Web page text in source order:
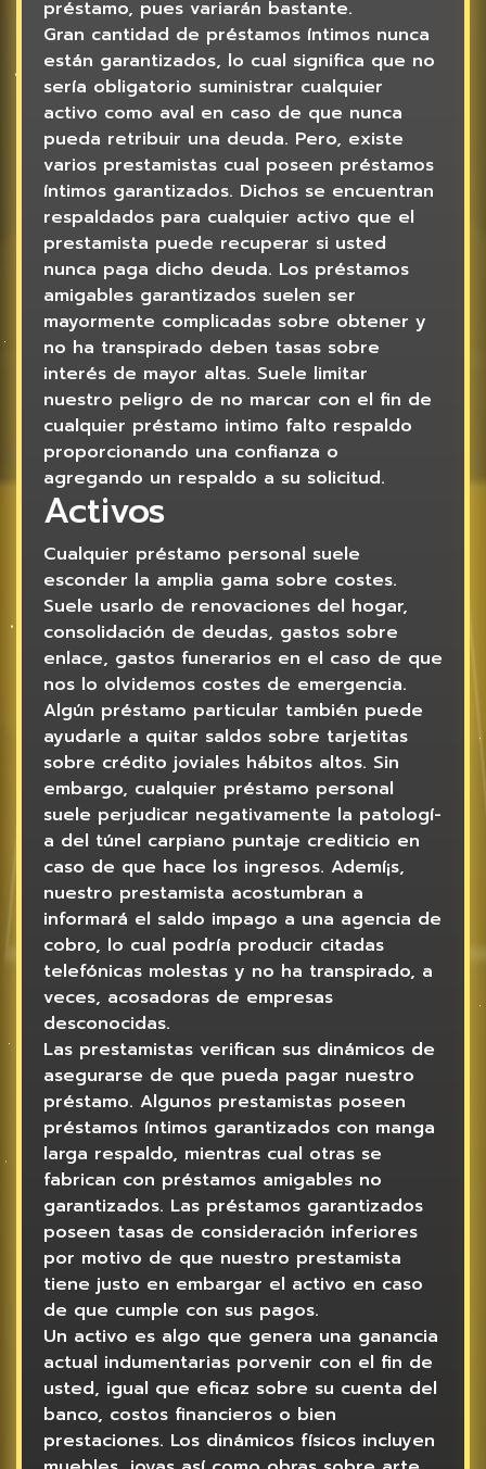
préstamo, pues variarán bastante.
Gran cantidad de préstamos íntimos nunca
están garantizados, lo cual significa que no
serí­a obligatorio suministrar cualquier
activo como aval en caso de que nunca
pueda retribuir una deuda. Pero, existe
varios prestamistas cual poseen préstamos
íntimos garantizados. Dichos se encuentran
respaldados para cualquier activo que el
prestamista puede recuperar si usted
nunca paga dicho deuda. Los préstamos
amigables garantizados suelen ser
mayormente complicadas sobre obtener y
no ha transpirado deben tasas sobre
interés de mayor altas. Suele limitar
nuestro peligro de no marcar con el fin de
cualquier préstamo intimo falto respaldo
proporcionando una confianza o
agregando un respaldo a su solicitud.
Activos
Cualquier préstamo personal suele
esconder la amplia gama sobre costes.
Suele usarlo de renovaciones del hogar,
consolidación de deudas, gastos sobre
enlace, gastos funerarios en el caso de que
nos lo olvidemos costes de emergencia.
Algún préstamo particular también puede
ayudarle a quitar saldos sobre tarjetitas
sobre crédito joviales hábitos altos. Sin
embargo, cualquier préstamo personal
suele perjudicar negativamente la patologí­
a del túnel carpiano puntaje crediticio en
caso de que hace los ingresos. Ademí¡s,
nuestro prestamista acostumbran a
informará el saldo impago a una agencia de
cobro, lo cual podría producir citadas
telefónicas molestas y no ha transpirado, a
veces, acosadoras de empresas
desconocidas.
Las prestamistas verifican sus dinámicos de
asegurarse de que pueda pagar nuestro
préstamo. Algunos prestamistas poseen
préstamos íntimos garantizados con manga
larga respaldo, mientras cual otras se
fabrican con préstamos amigables no
garantizados. Las préstamos garantizados
poseen tasas de consideración inferiores
por motivo de que nuestro prestamista
tiene justo en embargar el activo en caso
de que cumple con sus pagos.
Un activo es algo que genera una ganancia
actual indumentarias porvenir con el fin de
usted, igual que eficaz sobre su cuenta del
banco, costos financieros o bien
prestaciones. Los dinámicos físicos incluyen